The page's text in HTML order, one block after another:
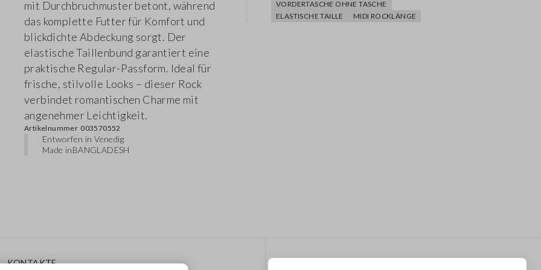
mit Durchbruchmuster betont, während
das komplette Futter für Komfort und
blickdichte Abdeckung sorgt. Der
elastische Taillenbund garantiert eine
praktische Regular-Passform. Ideal für
frische, stilvolle Looks – dieser Rock
verbindet romantischen Charme mit
angenehmer Leichtigkeit.
Artikelnummer 003570552
Entworfen in Venedig
Made inBANGLADESH
VORDERTASCHE OHNE TASCHE
ELASTISCHE TAILLE
MIDI ROCKLÄNGE
KONTAKTE